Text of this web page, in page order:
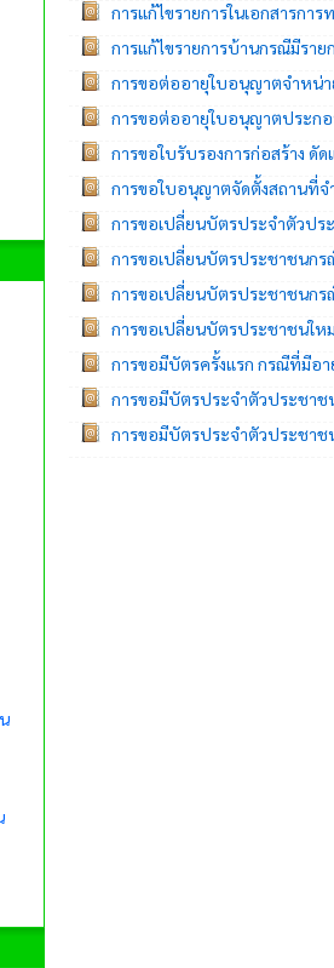
การแก้ไขรายการในเอกสารกา
การแก้ไขรายการบ้านกรณีมีรา
การขอต่ออายุใบอนุญาตจำหน่
การขอต่ออายุใบอนุญาตประก
การขอใบรับรองการก่อสร้าง ดัด
การขอใบอนุญาตจัดตั้งสถานที่จ
การขอเปลี่ยนบัตรประจำตัวปร
การขอเปลี่ยนบัตรประชาชนก
การขอเปลี่ยนบัตรประชาชนก
การขอเปลี่ยนบัตรประชาชนให
การขอมีบัตรครั้งแรก กรณีที่มีอ
การขอมีบัตรประจำตัวประชา
การขอมีบัตรประจำตัวประชา